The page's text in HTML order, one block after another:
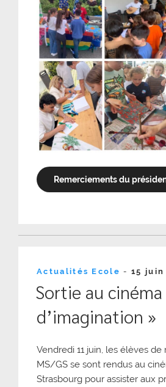
Remerciements du
Actualités Ecole -Publié
15 juin
Sortie au
d’imagination »
Vendredi 11 juin, les élèves
MS/GS se sont rendus au
Strasbourg pour assister aux